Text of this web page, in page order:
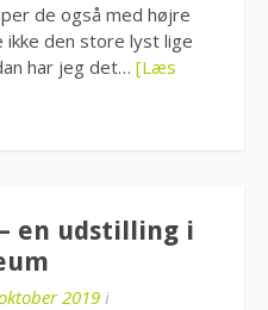
de også med højre
ikke den store lyst lige
har jeg det… [Læs
en udstilling i
2019 i